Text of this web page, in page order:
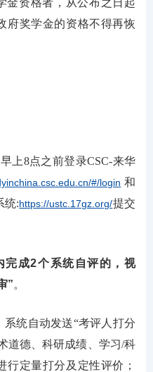
金资格者，从公布之日起
府奖学金的资格不得再恢
上8点之前登录CSC-来华
#/login 和
统:https://ustc.17gz.org/提交
完成2个系统自评的，视
”。
系统自动发送“考评人打分
道德、科研成绩、学习/科
定量打分及定性评价；